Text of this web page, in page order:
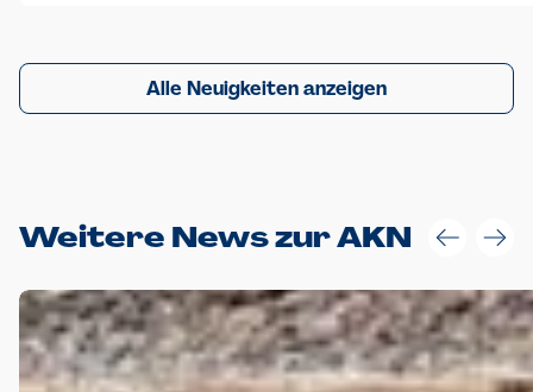
Alle Neuigkeiten anzeigen
Weitere News zur AKN